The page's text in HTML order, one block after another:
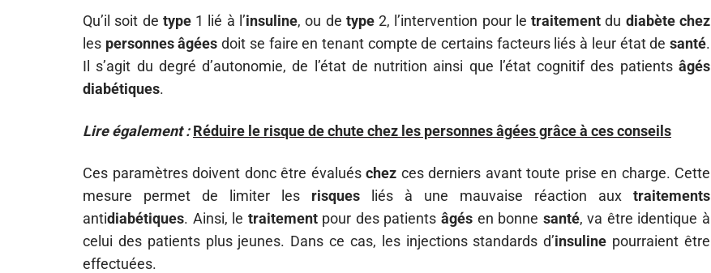
Qu’il soit de type1 lié à l’insuline, ou de type2, l’intervention pour letraitement du diabète chez
les personnes âgées doit se faire en tenant compte de certains facteurs liés à leur état desanté.
Il s’agit du degré d’autonomie, de l’état de nutrition ainsi que l’état cognitif des patients âgés
diabétiques.
Lire également : Réduire le risque de chute chez les personnes âgées grâce à ces conseils
Ces paramètres doivent donc être évalués chez ces derniers avant toute prise en charge. Cette
mesure permet de limiter les risques liés à une mauvaise réaction aux traitements
antidiabétiques. Ainsi, le traitementpour des patientsâgés en bonne santé, va être identique à
celui des patients plus jeunes. Dans ce cas, les injections standards d’insuline pourraient être
effectuées.